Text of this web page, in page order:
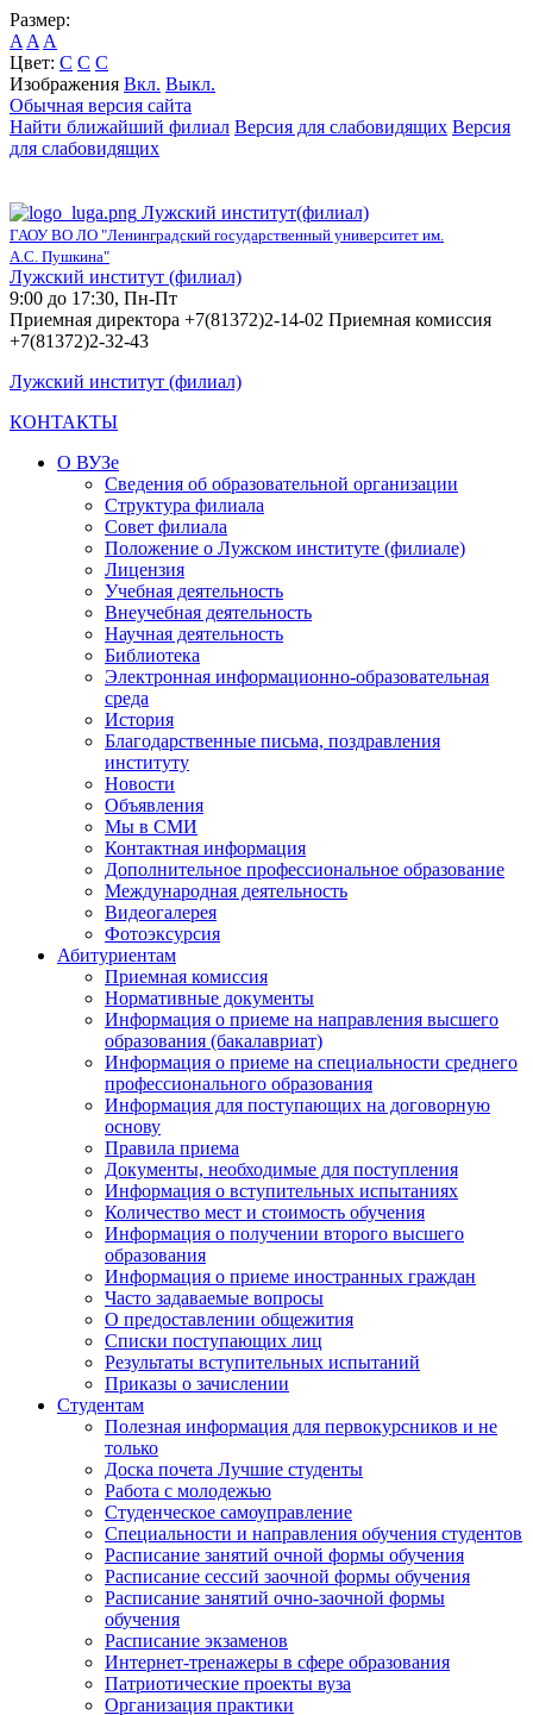
Размер:
A A A
Цвет: C C C
Изображения Вкл. Выкл.
Обычная версия сайта
Найти ближайший филиал Версия для слабовидящих Версия
для слабовидящих
Лужский институт(филиал)
ГАОУ ВО ЛО "Ленинградский государственный университет им.
А.С. Пушкина"
Лужский институт (филиал)
9:00 до 17:30, Пн-Пт
Приемная директора +7(81372)2-14-02 Приемная комиссия
+7(81372)2-32-43
Лужский институт (филиал)
КОНТАКТЫ
О ВУЗе
Сведения об образовательной организации
Структура филиала
Совет филиала
Положение о Лужском институте (филиале)
Лицензия
Учебная деятельность
Внеучебная деятельность
Научная деятельность
Библиотека
Электронная информационно-образовательная
среда
История
Благодарственные письма, поздравления
институту
Новости
Объявления
Мы в СМИ
Контактная информация
Дополнительное профессиональное образование
Международная деятельность
Видеогалерея
Фотоэксурсия
Абитуриентам
Приемная комиссия
Нормативные документы
Информация о приеме на направления высшего
образования (бакалавриат)
Информация о приеме на специальности среднего
профессионального образования
Информация для поступающих на договорную
основу
Правила приема
Документы, необходимые для поступления
Информация о вступительных испытаниях
Количество мест и стоимость обучения
Информация о получении второго высшего
образования
Информация о приеме иностранных граждан
Часто задаваемые вопросы
О предоставлении общежития
Списки поступающих лиц
Результаты вступительных испытаний
Приказы о зачислении
Студентам
Полезная информация для первокурсников и не
только
Доска почета Лучшие студенты
Работа с молодежью
Студенческое самоуправление
Специальности и направления обучения студентов
Расписание занятий очной формы обучения
Расписание сессий заочной формы обучения
Расписание занятий очно-заочной формы
обучения
Расписание экзаменов
Интернет-тренажеры в сфере образования
Патриотические проекты вуза
Организация практики